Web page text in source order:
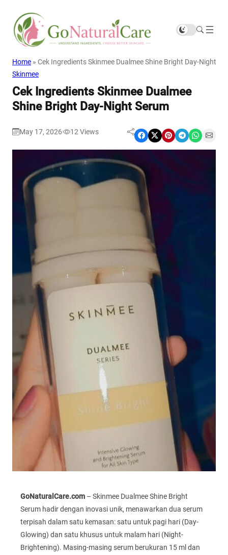
Home » Cek Ingredients Skinmee Dualmee Shine Bright Day-Night
Skinmee
Cek Ingredients Skinmee Dualmee
Shine Bright Day-Night Serum
May 17, 2026 12Views Share on Facebook Share on X Share on Pinterest Share on Telegram Share on WhatsApp Share on Email
GoNaturalCare.com – Skinmee Dualmee Shine Bright
Serum hadir dengan inovasi unik, menawarkan dua serum
terpisah dalam satu kemasan: satu untuk pagi hari (Day-
Glowing) dan satu khusus untuk malam hari (Night-
Brightening). Masing-masing serum berukuran 15 ml dan